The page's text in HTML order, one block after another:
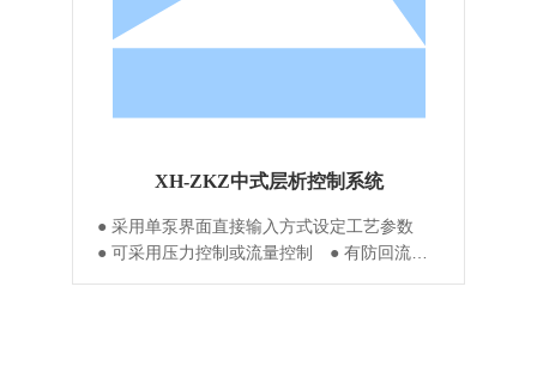
XH-ZKZ中式层析控制系统
● 采用单泵界面直接输入方式设定工艺参数
● 可采用压力控制或流量控制 ● 有防回流与